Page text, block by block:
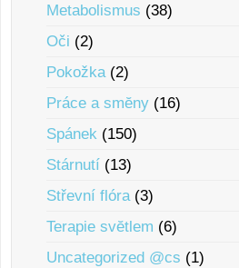
Metabolismus (38)
Oči (2)
Pokožka(2)
Práce a smĕny (16)
Spánek (150)
Stárnutí (13)
Střevní flóra(3)
Terapie svĕtlem (6)
Uncategorized @cs (1)